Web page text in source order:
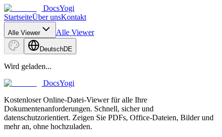
DocsYogi
StartseiteÜber unsKontakt
Alle Viewer Alle Viewer
DeutschDE
Wird geladen...
DocsYogi
Kostenloser Online-Datei-Viewer für alle Ihre
Dokumentenanforderungen. Schnell, sicher und
datenschutzorientiert. Zeigen Sie PDFs, Office-Dateien, Bilder und
mehr an, ohne hochzuladen.